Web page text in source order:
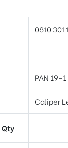
0810
PAN 19-
Caliper
Qty